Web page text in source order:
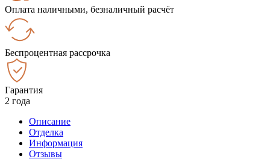
Оплата наличными, безналичный расчёт
Беспроцентная рассрочка
Гарантия
2 года
Описание
Отделка
Информация
Отзывы